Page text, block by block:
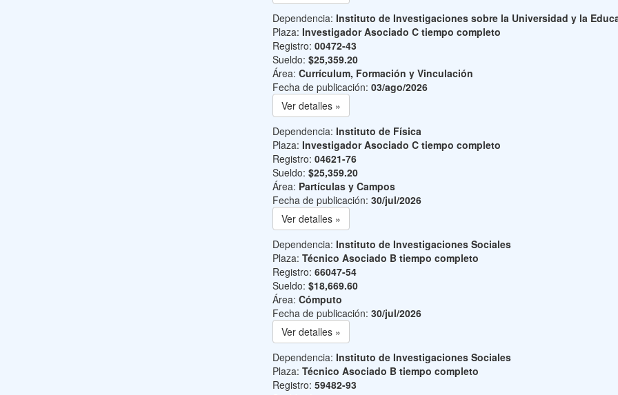
Dependencia: Instituto de Investigaciones sobre la Universidad y la
Plaza: Investigador Asociado C tiempo completo
Registro: 00472-43
Sueldo: $25,359.20
Área: Currículum, Formación y Vinculación
Fecha de publicación: 03/ago/2026
Ver detalles »
Dependencia: Instituto de Física
Plaza: Investigador Asociado C tiempo completo
Registro: 04621-76
Sueldo: $25,359.20
Área: Partículas y Campos
Fecha de publicación: 30/jul/2026
Ver detalles »
Dependencia: Instituto de Investigaciones Sociales
Plaza: Técnico Asociado B tiempo completo
Registro: 66047-54
Sueldo: $18,669.60
Área: Cómputo
Fecha de publicación: 30/jul/2026
Ver detalles »
Dependencia: Instituto de Investigaciones Sociales
Plaza: Técnico Asociado B tiempo completo
Registro: 59482-93